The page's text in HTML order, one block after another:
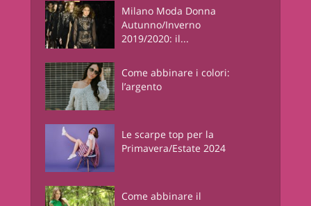
Milano Moda Donna
Autunno/Inverno
2019/2020: il...
Come abbinare i colori:
l’argento
Le scarpe top per la
Primavera/Estate 2024
Come abbinare il